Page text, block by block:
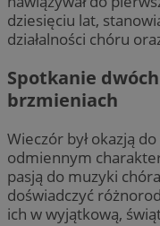
dziesięciu lat,
działalności chóru
Spotkanie
brzmieniach
Wieczór był okazją do
odmiennym
pasją do muzyki
doświadczyć
ich w wyjątkową,